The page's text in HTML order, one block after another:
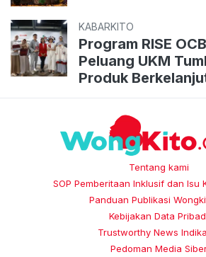
KABARKITO
Program RISE
Peluang UKM
Produk
Tentang kami
SOP Pemberitaan Inklusif dan Isu
Panduan Publikasi
Kebijakan Data
Trustworthy News
Pedoman Media